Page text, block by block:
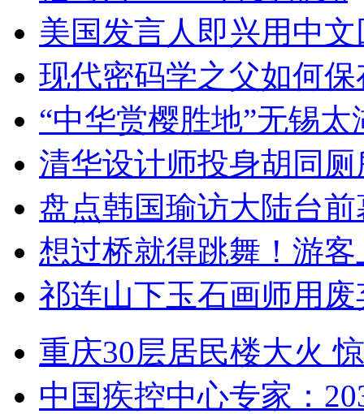
美国发言人即兴用中
现代密码学之父如何
“中华赏樱胜地”无锡
清华设计师投身胡同
盘点韩国瑜访大陆台
想过桥就得跳舞！游客
祁连山下玉石画师用
重庆30层居民楼大火
中国疾控中心专家：